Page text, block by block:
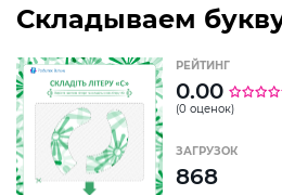
Складываем
РЕЙТИНГ
0.00
(0 оценок)
ЗАГРУЗОК
868